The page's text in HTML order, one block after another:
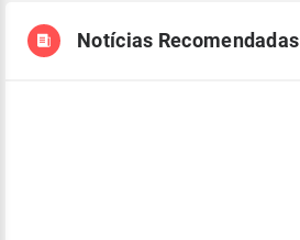
Notícias Recomendadas